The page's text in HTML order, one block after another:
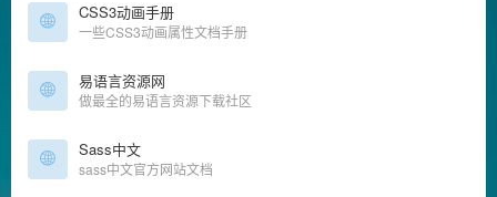
CSS3动画手册
一些CSS3动画属性文档手册
易语言资源网
做最全的易语言资源下载社区
Sass中文
sass中文官方网站文档